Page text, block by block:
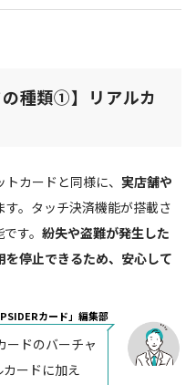
種類①】
リアルカ
カードと同様に、 実店舗や
す。タッチ決済機能が搭載さ
す。 紛失や盗難が発生した
停止できるため、安心して
カード」編集部
ードのバーチャ
ードに加え